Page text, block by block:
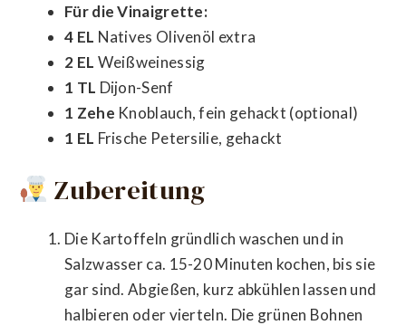
Für die Vinaigrette:
4 EL Natives Olivenöl extra
2 EL Weißweinessig
1 TL Dijon-Senf
1 Zehe Knoblauch, fein gehackt (optional)
1 EL Frische Petersilie, gehackt
Zubereitung
Die Kartoffeln gründlich waschen und in
Salzwasser ca. 15-20 Minuten kochen, bis sie
gar sind. Abgießen, kurz abkühlen lassen und
halbieren oder vierteln. Die grünen Bohnen